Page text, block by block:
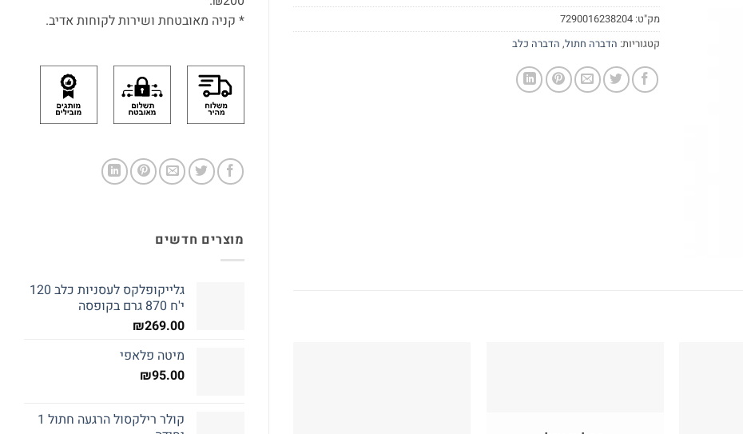
* קניה מאובטחת ושירות לקוחות אדיב.
מוצרים חדשים
גלייקופלקס לעסניות כלב 120
י'ח 870 גרם בקופסה
₪269.00
מיטה פלאפי
₪95.00
קולר רילקסול הרגעה חתול 1
מק"ט:7290016238204
קטגוריות: הדברה חתול, הדברה כלב